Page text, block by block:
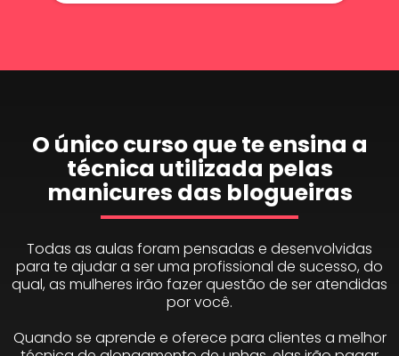
O único curso que te ensina a
técnica utilizada pelas
manicures das blogueiras
Todas as aulas foram pensadas e desenvolvidas
para te ajudar a ser uma profissional de sucesso, do
qual, as mulheres irão fazer questão de ser atendidas
por você.
Quando se aprende e oferece para clientes a melhor